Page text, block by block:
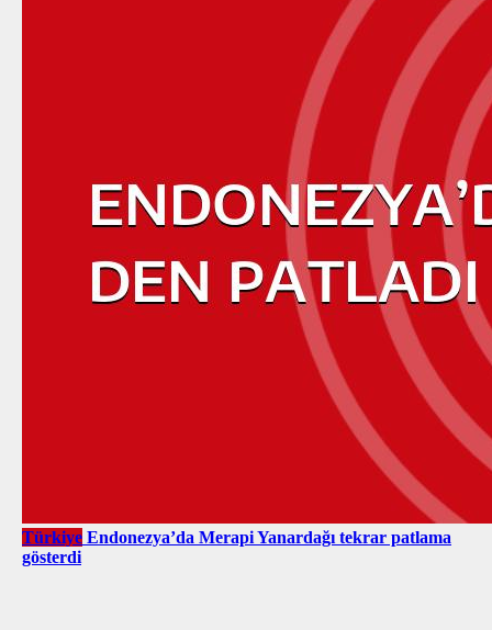
Türkiye Endonezya’da Merapi Yanardağı tekrar patlama
gösterdi